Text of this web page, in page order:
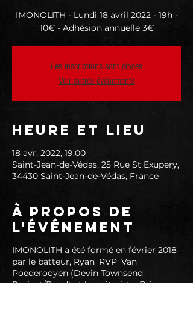
IMONOLITH - Lundi 18 avril 2022 - 19h -
10€ - Adhésion annuelle 3€
Les inscriptions sont closes
Voir autres événements
Heure et lieu
18 avr. 2022, 19:00
Saint-Jean-de-Védas, 25 Rue St Exupery,
34430 Saint-Jean-de-Védas, France
À propos de
l'événement
IMONOLITH a été formé en février 2018
par le batteur, Ryan 'RVP' Van
Poederooyen (Devin Townsend
Project/Band) et le guitariste, Brian